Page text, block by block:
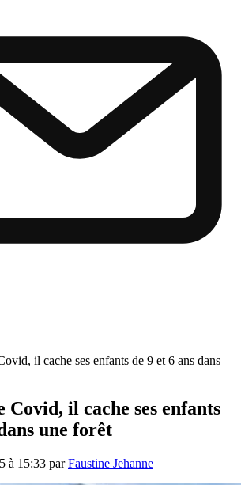
il cache ses enfants de 9 et 6 ans dans
Covid, il cache ses enfants
une forêt
à 15:33 parFaustine Jehanne